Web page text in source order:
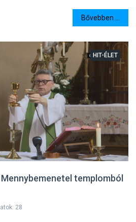
Bővebben ...
templomból
HIT-ÉLET
28